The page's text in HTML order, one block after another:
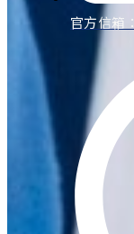
官方信箱：